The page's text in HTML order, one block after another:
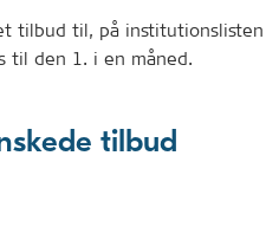
tilbud til, på institutionslisten
til den 1. i en måned.
tilbud